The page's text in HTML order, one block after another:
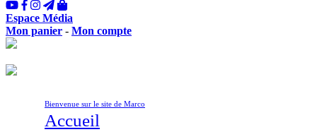
Espace Média
Mon panier - Mon compte
Bienvenue sur le site de Marco
Accueil